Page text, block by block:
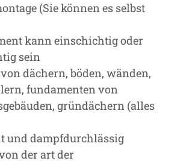
(Sie können es selbst
kann einschichtig oder
sein
dächern, böden, wänden,
fundamenten von
gründächern (alles
und dampfdurchlässig
der art der